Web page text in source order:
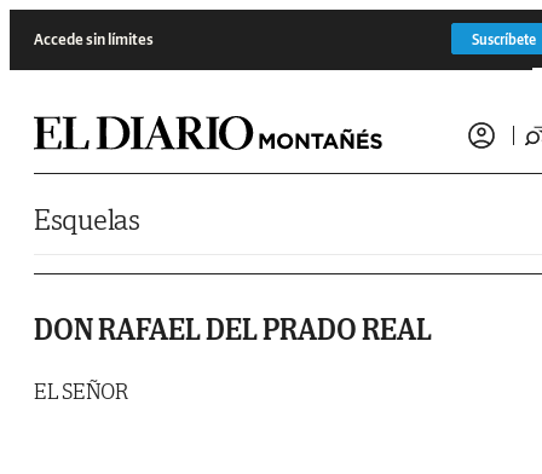
Accede sin límites Suscríbete
Esquelas
DON RAFAEL DEL PRADO REAL
EL SEÑOR